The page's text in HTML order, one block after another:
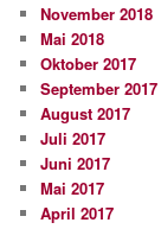
November 2018
Mai 2018
Oktober 2017
September 2017
August 2017
Juli 2017
Juni 2017
Mai 2017
April 2017